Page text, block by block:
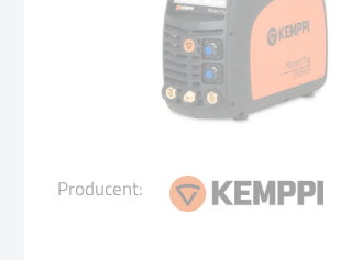
Producent: